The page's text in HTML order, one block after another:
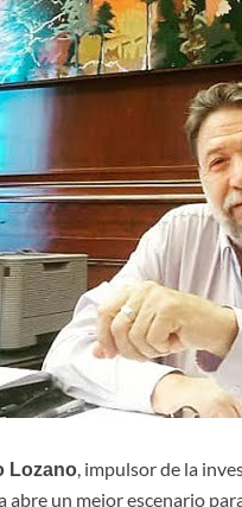
Lozano, impulsor de la
abre un mejor escenario